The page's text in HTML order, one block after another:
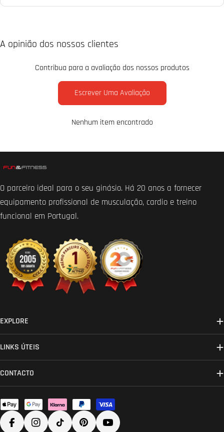
A opinião dos nossos clientes
Contribua para a avaliação dos nossos produtos
Escrever Uma Avaliação
Nenhum item encontrado
O parceiro ideal para o seu ginásio. Há 20 anos a fornecer
equipamento profissional de musculação, cardio e treino
funcional em Portugal.
EXPLORE
LINKS ÚTEIS
CONTACTO
Métodos
de
FacebookInstagram
TikTokPinterestYouTube